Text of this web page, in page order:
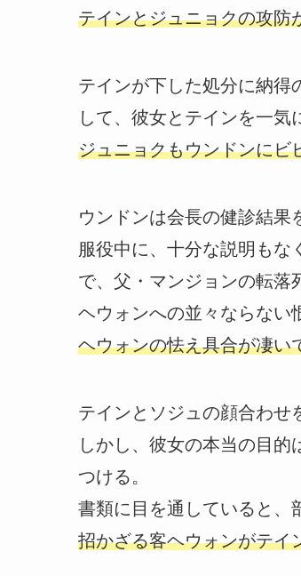
テインとジュニョクの攻防
テインが下した処分に納得
して、彼女とテインを一気
ジュニョクもウンドンにビ
ウンドンは会長の健診結果
服役中に、十分な説明もな
で、父・マンジョンの転落
ヘウォンへの並々ならない
ヘウォンの怯え具合が凄い
テインとソジュの顔合わせ
しかし、彼女の本当の目
つける。
書類に目を通していると、
招かざる客ヘウォンがテイ